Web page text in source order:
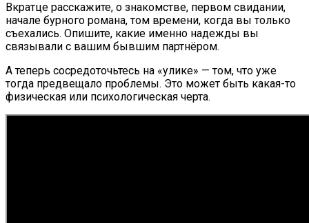
Вкратце расскажите, о знакомстве, первом свидании,
начале бурного романа, том времени, когда вы только
съехались. Опишите, какие именно надежды вы
связывали с вашим бывшим партнёром.
А теперь сосредоточьтесь на «улике» — том, что уже
тогда предвещало проблемы. Это может быть какая-то
физическая или психологическая черта.